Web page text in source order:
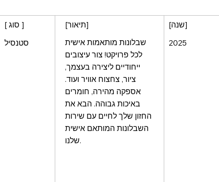
[ סוג ]
סטנסיל
[תיאור]
שבלונות מותאמות אישית
לכל פרויקט! צור עיצובים
ייחודיים ליצירה בעצמך,
ציור, צחצוח אוויר ועוד.
אספקה מהירה, חומרים
באיכות גבוהה. הבא את
החזון שלך לחיים עם שירות
השבלונות המותאם אישית
שלנו.
[שנה]
2025